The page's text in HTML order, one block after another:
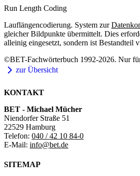
Run Length Coding
Lauflängencodierung. System zur
gleicher Bildpunkte übermittelt. Dies
alleinig eingesetzt, sondern ist Bestandteil
©BET-Fachwörterbuch 1992-2026. Nur
zur Übersicht
KONTAKT
BET - Michael Mücher
Niendorfer Straße 51
22529 Hamburg
Telefon: 040 / 42 10 84-0
E-Mail: info@bet.de
SITEMAP